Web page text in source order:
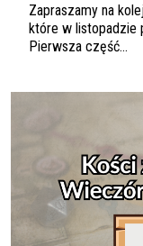
Zapraszamy na
które w listopadzie
Pierwsza część...